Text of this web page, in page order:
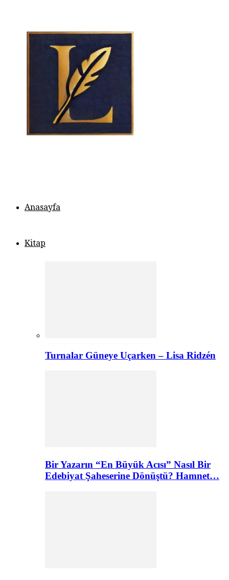
Anasayfa
Kitap
Turnalar Güneye Uçarken – Lisa Ridzén
Bir Yazarın “En Büyük Acısı” Nasıl Bir
Edebiyat Şaheserine Dönüştü? Hamnet…